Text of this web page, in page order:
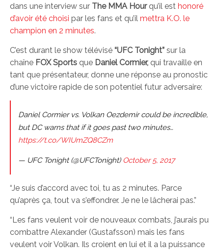
dans une interview sur The MMA Hourqu’il est honoré
d’avoir été choisi par les fans et qu’il mettra K.O. le
champion en 2 minutes.
C’est durant le show télévisé “UFC Tonight” sur la
chaîne FOX Sports que Daniel Cormier, qui travaille en
tant que présentateur, donne une réponse au pronostic
d’une victoire rapide de son potentiel futur adversaire:
Daniel Cormier vs. Volkan Oezdemir could be incredible,
but DC warns that if it goes past two minutes…
https://t.co/WIUmZQ8CZm
— UFC Tonight (@UFCTonight) October 5, 2017
“Je suis d’accord avec toi, tu as 2 minutes. Parce
qu’après ça, tout va s’effondrer. Je ne le lâcherai pas.”
“Les fans veulent voir de nouveaux combats, j’aurais pu
combattre Alexander (Gustafsson) mais les fans
veulent voir Volkan. Ils croient en lui et il a la puissance